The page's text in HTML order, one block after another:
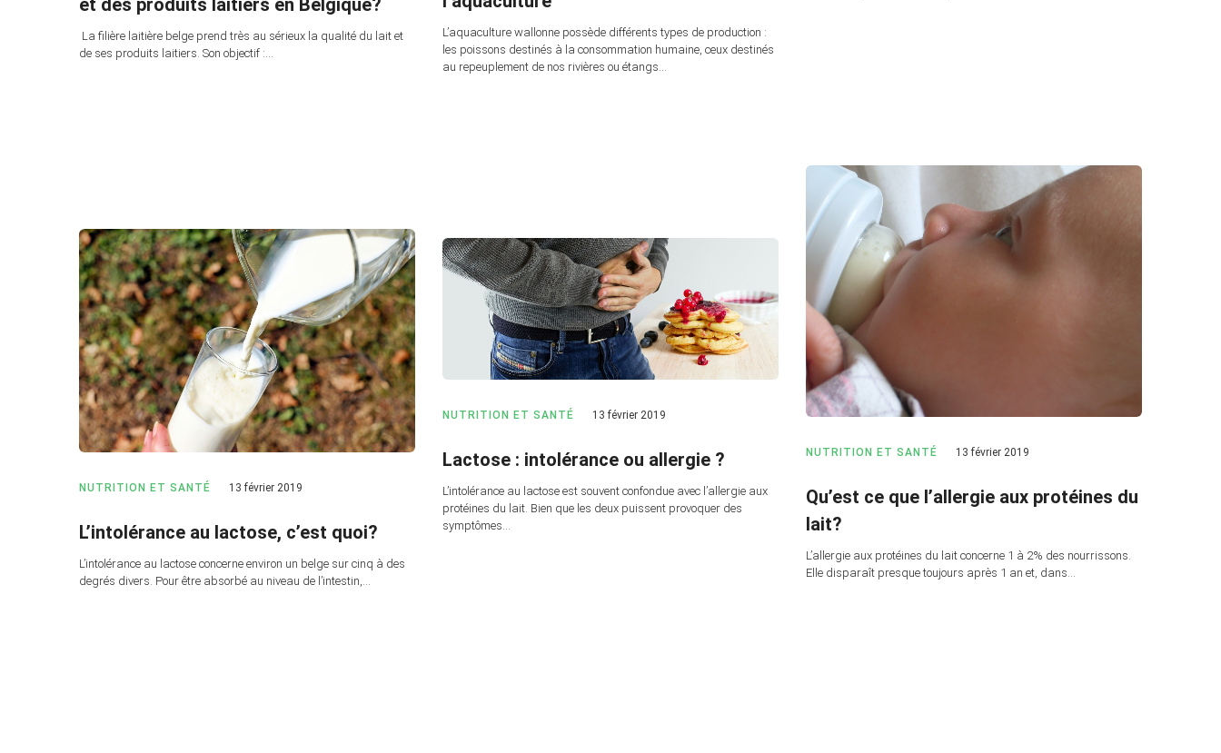
L’aquaculture wallonne possède différents types de production :
les poissons destinés à la consommation humaine, ceux destinés
au repeuplement de nos rivières ou étangs…
et des produits laitiers en Belgique?
La filière laitière belge prend très au sérieux la qualité du lait et
de ses produits laitiers. Son objectif :…
NUTRITION ET SANTÉ 13 février 2019
Qu’est ce que l’allergie aux protéines du
lait?
L’allergie aux protéines du lait concerne 1 à 2% des nourrissons.
Elle disparaît presque toujours après 1 an et, dans…
NUTRITION ET SANTÉ 13 février 2019
L’intolérance au lactose, c’est quoi?
L’intolérance au lactose concerne environ un belge sur cinq à des
degrés divers. Pour être absorbé au niveau de l’intestin,…
NUTRITION ET SANTÉ 13 février 2019
Lactose : intolérance ou allergie ?
L’intolérance au lactose est souvent confondue avec l’allergie aux
protéines du lait. Bien que les deux puissent provoquer des
symptômes…